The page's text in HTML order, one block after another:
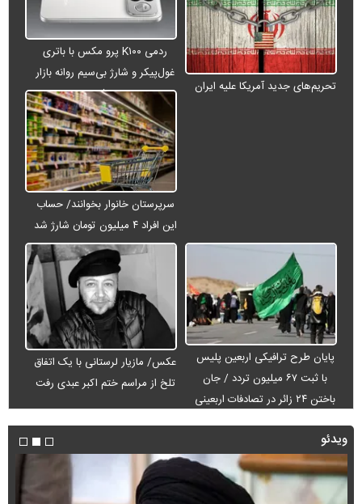
تحریم‌های جدید آمریکا علیه ایران
ردمی K۱۰۰ پرو مکس با باتری
غول‌پیکر و شارژ بی‌سیم روانه بازار
می‌شود
سرپرستان خانوار بخوانند/ حساب
این افراد ۴ میلیون تومان شارژ شد
پایان طرح ترافیکی اربعین پلیس
با ثبت ۶۷ میلیون تردد / جان
باختن ۲۴ زائر در تصادفات اربعینی
عکس/ مازیار لرستانی با یک اتفاق
تلخ از مراسم ختم اکبر عبدی رفت
ویدئو